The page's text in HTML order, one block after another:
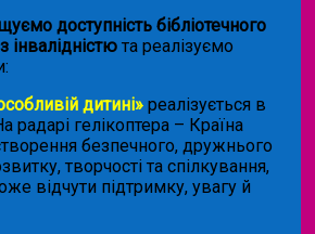
доступність бібліотечного
інвалідністю та реалізуємо
дитині» реалізується в
гелікоптера – Країна
безпечного, дружнього
творчості та спілкування,
відчути підтримку, увагу й